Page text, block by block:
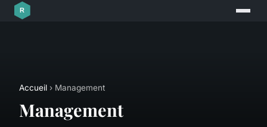
Accueil › Management
Management